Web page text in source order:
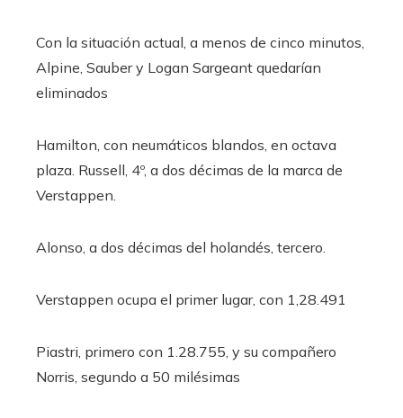
Con la situación actual, a menos de cinco minutos,
Alpine, Sauber y Logan Sargeant quedarían
eliminados
Hamilton, con neumáticos blandos, en octava
plaza. Russell, 4º, a dos décimas de la marca de
Verstappen.
Alonso, a dos décimas del holandés, tercero.
Verstappen ocupa el primer lugar, con 1,28.491
Piastri, primero con 1.28.755, y su compañero
Norris, segundo a 50 milésimas